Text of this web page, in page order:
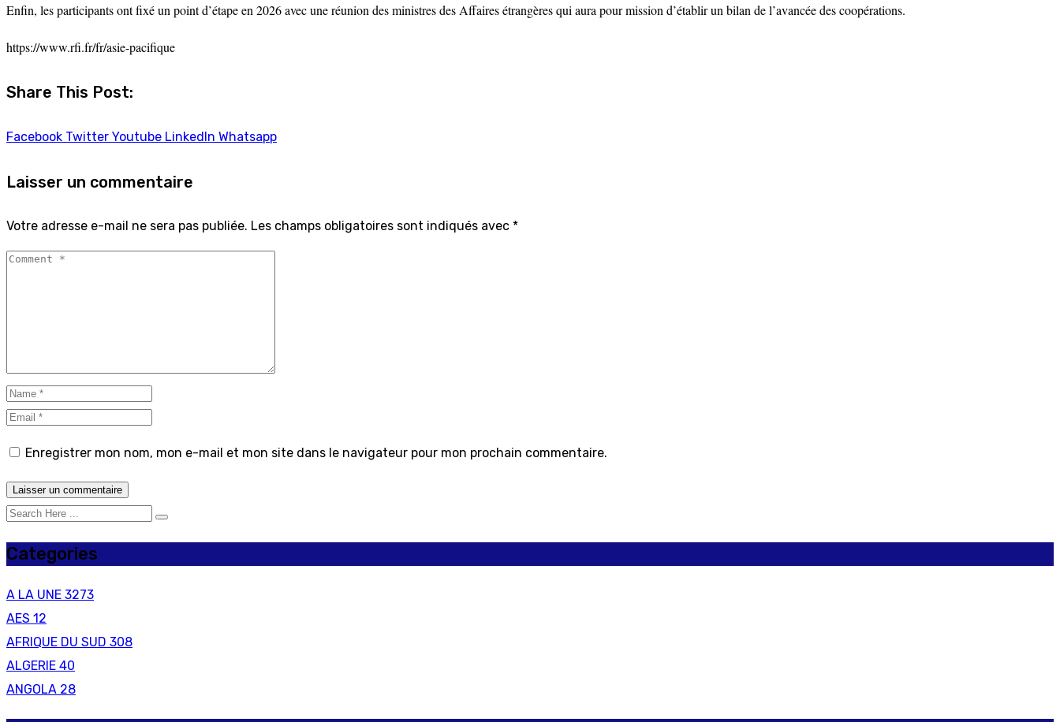
Enfin, les participants ont fixé un point d’étape en 2026 avec une réunion des ministres des Affaires étrangères qui aura pour mission d’établir un bilan de l’avancée des coopérations.
https://www.rfi.fr/fr/asie-pacifique
Share This Post:
Facebook Twitter Youtube LinkedIn Whatsapp
Laisser un commentaire
Votre adresse e-mail ne sera pas publiée. Les champs obligatoires sont indiqués avec *
Enregistrer mon nom, mon e-mail et mon site dans le navigateur pour mon prochain commentaire.
Categories
A LA UNE 3273
AES 12
AFRIQUE DU SUD 308
ALGERIE 40
ANGOLA 28